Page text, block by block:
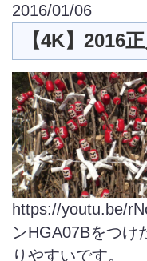
2016/01/06
【4K】2016
https://youtu.be/
ンHGA07Bをつけ
りやすいです。